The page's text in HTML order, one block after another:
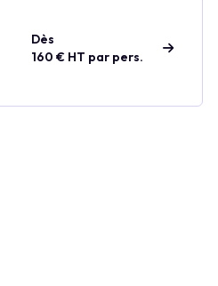
Dès
160 € HT par pers.